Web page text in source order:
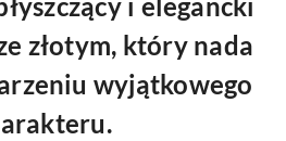
i elegancki
złotym, który nada
wyjątkowego